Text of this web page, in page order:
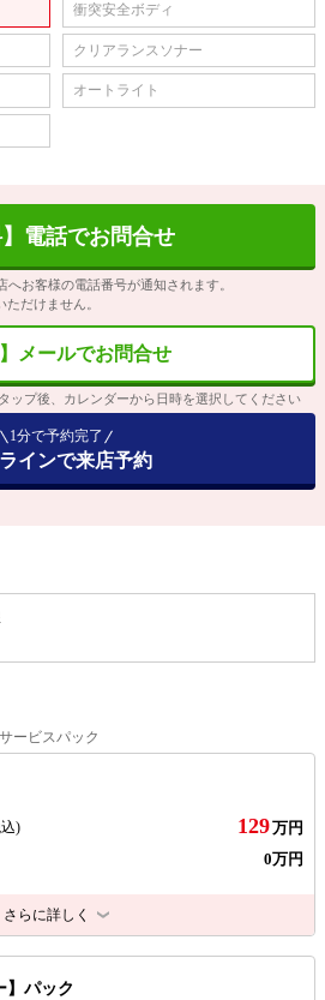
衝突安全ボディ
クリアランスソナー
オートライト
】電話でお問合せ
お客様の電話番号が通知されます。
だけません。
】メールでお問合せ
ップ後、カレンダーから日時を選択してください
1分で予約完了
インで来店予約
ービスパック
) 129万円
0万円
さらに詳しく
】パック